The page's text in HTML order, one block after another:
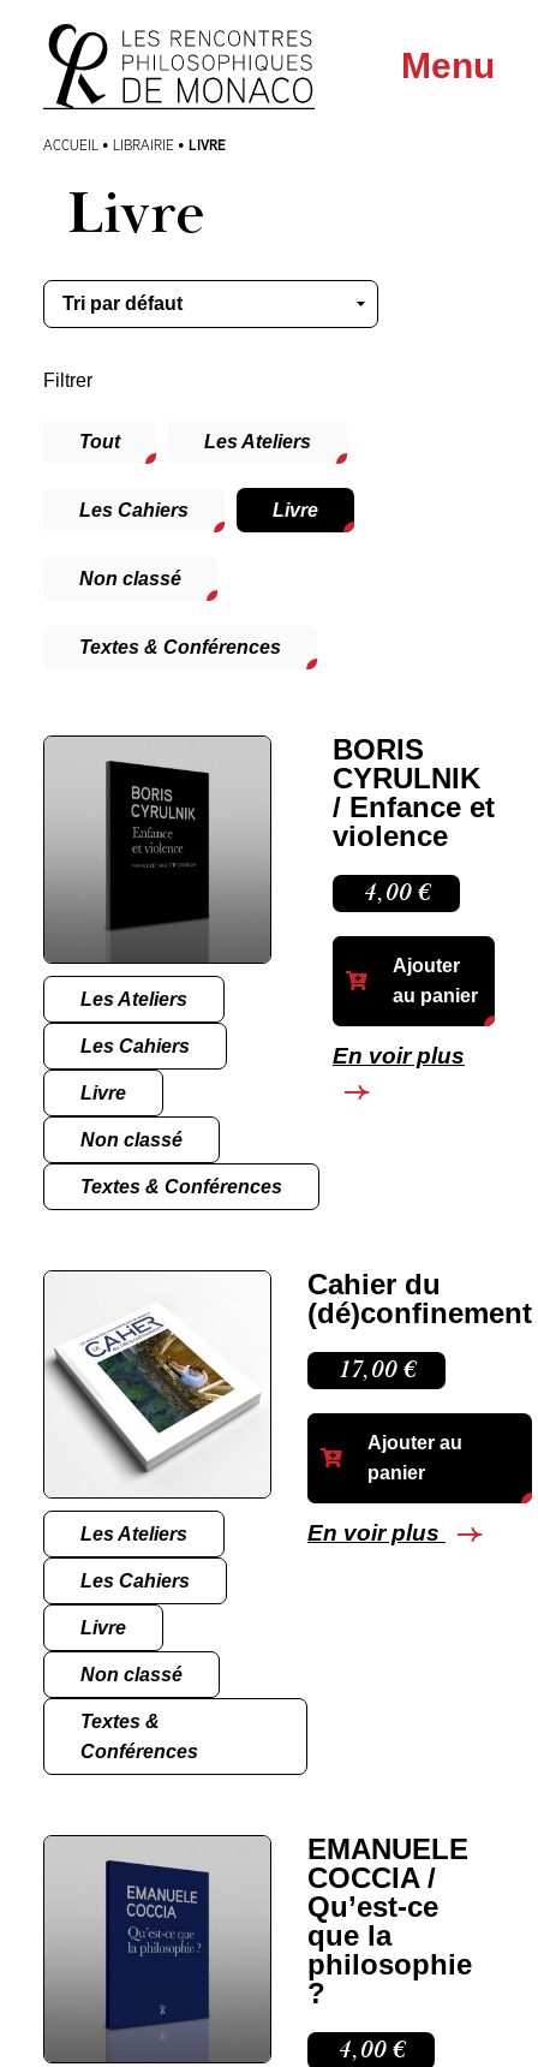
Aller
au
menu
Aller au
contenu
Menu
ACCUEIL • LIBRAIRIE • LIVRE
Livre
Filtrer
Tout Les Ateliers
Les Cahiers Livre
Non classé
Textes & Conférences
Les Ateliers
Les Cahiers
Livre
Non classé
Textes & Conférences
BORIS
CYRULNIK
/ Enfance et
violence
4,00 €
Ajouter
au panier
En voir plus
Les Ateliers
Les Cahiers
Livre
Non classé
Textes &
Conférences
Cahier du
(dé)confinement
17,00 €
Ajouter au
panier
En voir plus
EMANUELE
COCCIA /
Qu’est-ce
que la
philosophie
?
4,00 €